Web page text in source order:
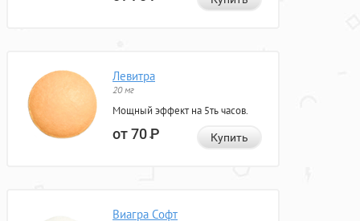
Левитра
20 мг
Мощный эффект на 5ть часов.
от 70Р Купить
Виагра Софт